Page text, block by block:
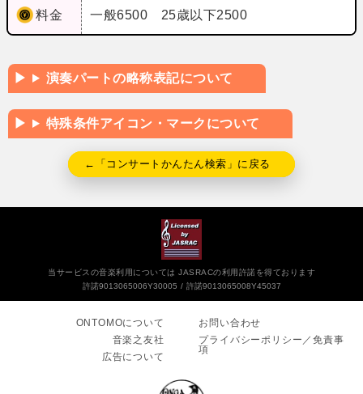
料金 一般6500 25歳以下2500
演奏パートの略称表記について
特殊条件アイコン・マークについて
←「コンサートかんたん検索」に戻る
当サービスの音楽利用については JASRACの利用許諾を得ております
許諾9013065006Y30005
許諾9013065008Y45037
ONTOMOについて
音楽之友社
広告について
お問い合わせ
プライバシーポリシー／免責事
項